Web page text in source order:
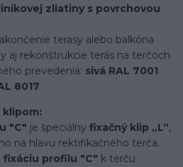
zliatiny s povrchovou
terasy alebo balkóna
aj rekonštrukcie terás na terčoch
prevedenia: sivá RAL 7001
8017
klipom:
"C" je špeciálny fixačný klip „L“,
na hlavu rektifikačného terča.
fixáciu profilu "C" k terču